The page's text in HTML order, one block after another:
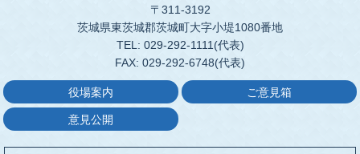
〒311-3192
茨城県東茨城郡茨城町大字小堤1080番地
TEL: 029-292-1111(代表)
FAX: 029-292-6748(代表)
役場案内 ご意見箱
意見公開